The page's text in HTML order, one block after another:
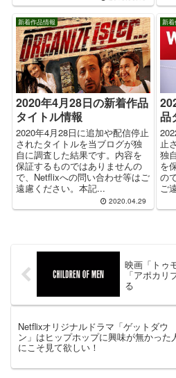
新着作品情報
2020年4月28日の新着作品
タイトル情報
2020年4月28日に追加や配信停止
されたタイトルを当ブログが独
自に調査した結果です。内容を
保証するものではありませんの
で、Netflixへの問い合わせ等はご
遠慮ください。本記...
2020.04.29
新着
品
止
独
を
の
ご
映画「トゥ
「アポカ
る
Netflixオリジナルドラマ「ゲットダウ
ン」はヒップホップに興味が無かった
にこそ見て欲しい！